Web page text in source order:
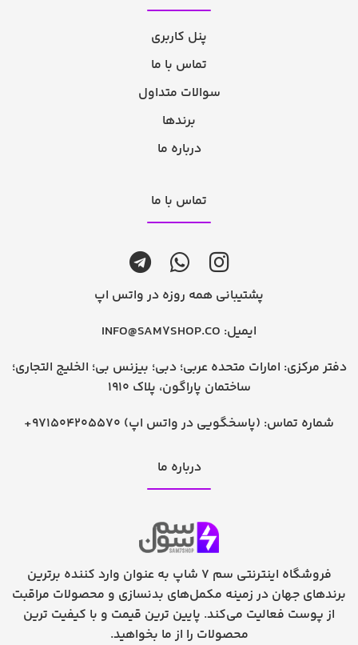
پنل کاربری
تماس با ما
سوالات متداول
برندها
درباره ما
تماس با ما
پشتیبانی همه روزه در واتس اپ
ایمیل: INFO@SAM7SHOP.CO
دفتر مرکزی: امارات متحده عربی؛ دبی؛ بیزنس بی؛ الخلیج التجاری؛
ساختمان پاراگون، پلاک 1910
شماره تماس: +971504205570 (پاسخگویی در واتس اپ)
درباره ما
فروشگاه اینترنتی سم 7 شاپ به عنوان وارد کننده برترین
برندهای جهان در زمینه مکمل‌های بدنسازی و محصولات مراقبت
از پوست فعالیت می‌کند. پایین ترین قیمت و با کیفیت ترین
محصولات را از ما بخواهید.